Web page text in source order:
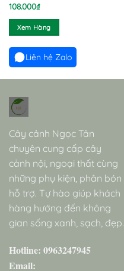
NGB60525
108.000₫
Xem Hàng
Liên hệ Zalo
Cây cảnh Ngọc Tân
chuyên cung cấp cây
cảnh nội, ngoại thất cùng
những phụ kiện, phân bón
hỗ trợ. Tự hào giúp khách
hàng hướng đến không
gian sống xanh, sạch, đẹp.
Hotline: 0963247945
Email: